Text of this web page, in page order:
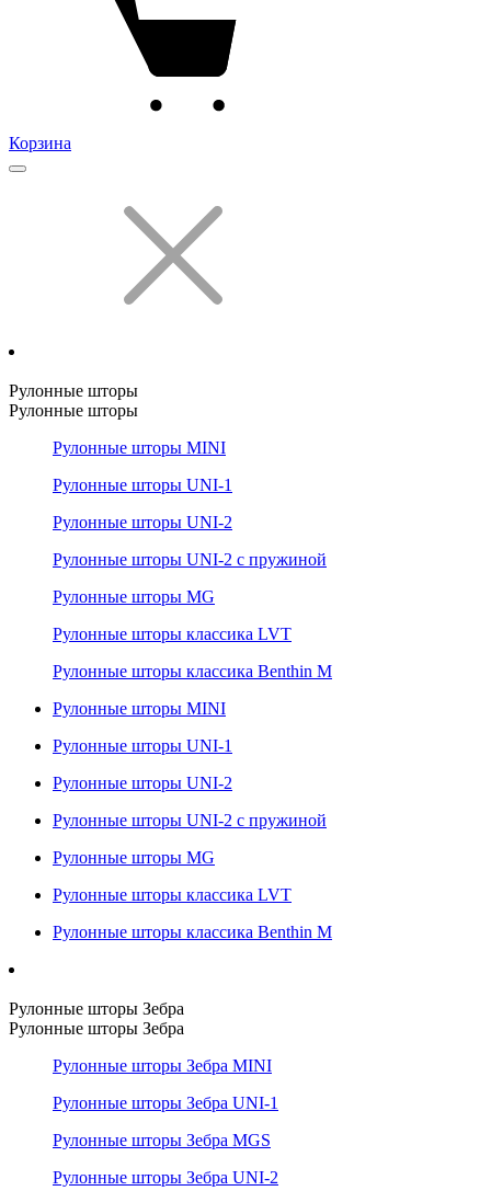
Корзина
Рулонные шторы
Рулонные шторы
Рулонные шторы MINI
Рулонные шторы UNI-1
Рулонные шторы UNI-2
Рулонные шторы UNI-2 с пружиной
Рулонные шторы MG
Рулонные шторы классика LVT
Рулонные шторы классика Benthin M
Рулонные шторы MINI
Рулонные шторы UNI-1
Рулонные шторы UNI-2
Рулонные шторы UNI-2 с пружиной
Рулонные шторы MG
Рулонные шторы классика LVT
Рулонные шторы классика Benthin M
Рулонные шторы Зебра
Рулонные шторы Зебра
Рулонные шторы Зебра MINI
Рулонные шторы Зебра UNI-1
Рулонные шторы Зебра MGS
Рулонные шторы Зебра UNI-2